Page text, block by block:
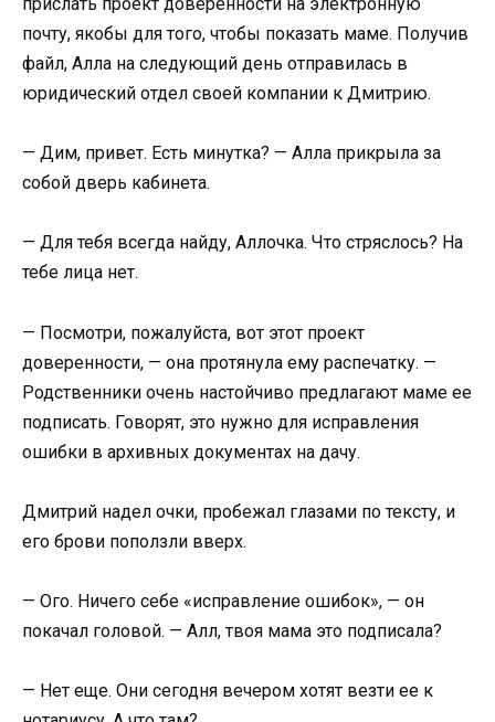
почту, якобы для того, чтобы показать маме. Получив
файл, Алла на следующий день отправилась в
юридический отдел своей компании к Дмитрию.
— Дим, привет. Есть минутка? — Алла прикрыла за
собой дверь кабинета.
— Для тебя всегда найду, Аллочка. Что стряслось? На
тебе лица нет.
— Посмотри, пожалуйста, вот этот проект
доверенности, — она протянула ему распечатку. —
Родственники очень настойчиво предлагают маме ее
подписать. Говорят, это нужно для исправления
ошибки в архивных документах на дачу.
Дмитрий надел очки, пробежал глазами по тексту, и
его брови поползли вверх.
— Ого. Ничего себе «исправление ошибок», — он
покачал головой. — Алл, твоя мама это подписала?
— Нет еще. Они сегодня вечером хотят везти ее к